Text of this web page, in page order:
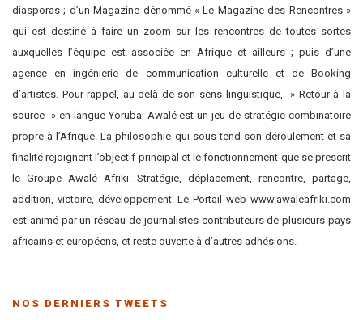
diasporas ; d’un Magazine dénommé « Le Magazine des Rencontres »
qui est destiné à faire un zoom sur les rencontres de toutes sortes
auxquelles l’équipe est associée en Afrique et ailleurs ; puis d’une
agence en ingénierie de communication culturelle et de Booking
d’artistes. Pour rappel, au-delà de son sens linguistique, » Retour à la
source » en langue Yoruba, Awalé est un jeu de stratégie combinatoire
propre à l’Afrique. La philosophie qui sous-tend son déroulement et sa
finalité rejoignent l’objectif principal et le fonctionnement que se prescrit
le Groupe Awalé Afriki. Stratégie, déplacement, rencontre, partage,
addition, victoire, développement. Le Portail web www.awaleafriki.com
est animé par un réseau de journalistes contributeurs de plusieurs pays
africains et européens, et reste ouverte à d’autres adhésions.
NOS DERNIERS TWEETS